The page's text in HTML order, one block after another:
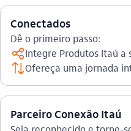
Conectados
Dê o primeiro passo:
compartilhar_outlineIntegre Produtos Itaú a
ordenarOfereça uma jornada
Parceiro Conexão Itaú